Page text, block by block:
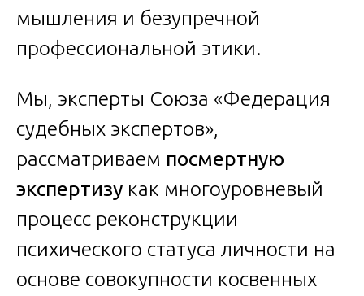
мышления и безупречной
профессиональной этики.
Мы, эксперты Союза «Федерация
судебных экспертов»,
рассматриваем посмертную
экспертизу как многоуровневый
процесс реконструкции
психического статуса личности на
основе совокупности косвенных